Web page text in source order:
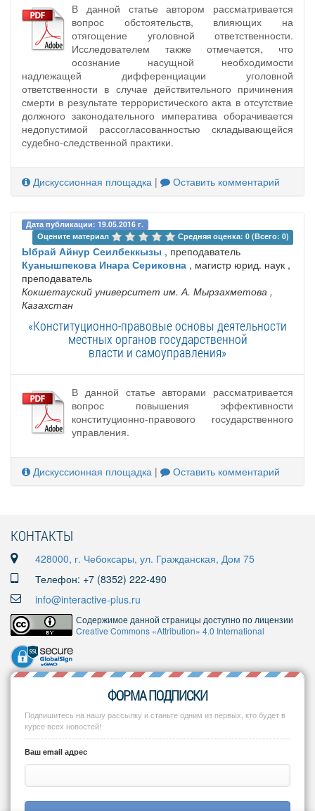
В данной статье автором рассматривается
вопрос обстоятельств, влияющих на
отягощение уголовной ответственности.
Исследователем также отмечается, что
осознание насущной необходимости
надлежащей дифференциации уголовной
ответственности в случае действительного причинения
смерти в результате террористического акта в отсутствие
должного законодательного императива оборачивается
недопустимой рассогласованностью складывающейся
судебно-следственной практики.
Дискуссионная площадка | Оставить комментарий
Дата публикации: 19.05.2016 г.
Оцените материал
Средняя оценка: 0 (Всего: 0)
Ыбрай Айнур Сеилбеккызы , преподаватель
Куанышпекова Инара Сериковна , магистр юрид. наук ,
преподаватель
Кокшетауский университет им. А. Мырзахметова ,
Казахстан
«Конституционно-правовые основы деятельности
местных органов государственной
власти и самоуправления»
В данной статье авторами рассматривается
вопрос повышения эффективности
конституционно-правового государственного
управления.
Дискуссионная площадка | Оставить комментарий
КОНТАКТЫ
428000, г. Чебоксары, ул. Гражданская, Дом 75
Телефон: +7 (8352) 222-490
info@interactive-plus.ru
Содержимое данной страницы доступно по лицензии
Creative Commons «Attribution» 4.0 International
ФОРМА ПОДПИСКИ
Подпишитесь на нашу рассылку и станьте одним из первых, кто будет в
курсе всех новостей!
Ваш email адрес